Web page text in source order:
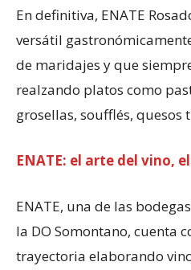
En definitiva, ENATE
versátil
de maridajes y que
realzando platos como
grosellas, soufflés, quesos
ENATE: el arte del vino,
ENATE, una de las
la DO Somontano, cuenta
trayectoria elaborando